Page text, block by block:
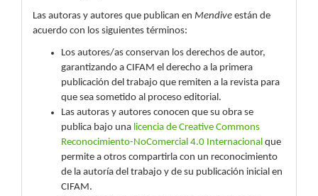
Las autoras y autores que publican en Mendive están de
acuerdo con los siguientes términos:
Los autores/as conservan los derechos de autor,
garantizando a CIFAM el derecho a la primera
publicación del trabajo que remiten a la revista para
que sea sometido al proceso editorial.
Las autoras y autores conocen que su obra se
publica bajo una licencia de Creative Commons
Reconocimiento-NoComercial 4.0 Internacional que
permite a otros compartirla con un reconocimiento
de la autoría del trabajo y de su publicación inicial en
CIFAM.